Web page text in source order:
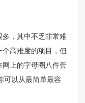
多，其中不乏非常难
高难度的项目，但
上的字母圈八件套
可以从最简单最容